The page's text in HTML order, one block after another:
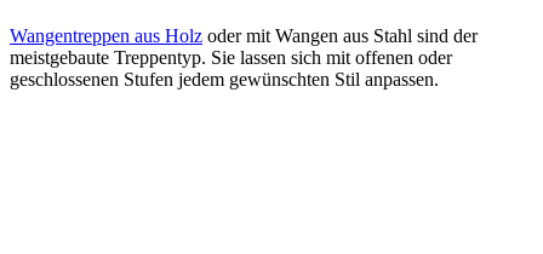
Wangentreppen aus Holz oder mit Wangen aus Stahl sind der
meistgebaute Treppentyp. Sie lassen sich mit offenen oder
geschlossenen Stufen jedem gewünschten Stil anpassen.